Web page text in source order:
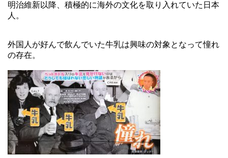
明治維新以降、積極的に海外の文化を取り入れていた日本
人。
外国人が好んで飲んでいた牛乳は興味の対象となって憧れ
の存在。